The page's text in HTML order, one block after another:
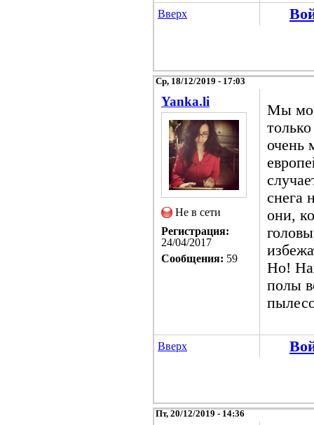
Вверх
Ср, 18/12/2019 - 17:03
Yanka.li
Не в сети
Регистрация:
24/04/2017
Сообщения: 59
Мы
очень
снега
они,
Но!
полы
Вверх
Пт, 20/12/2019 - 14:36